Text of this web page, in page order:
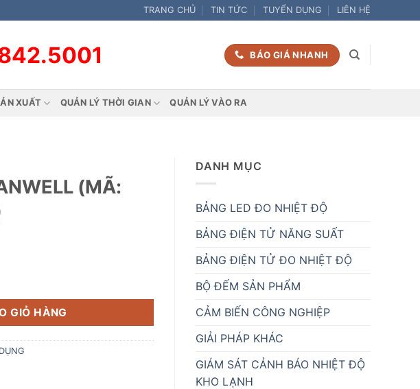
TRANG CHỦ TIN TỨC TUYỂN DỤNG LIÊN HỆ
BÁO GIÁ NHANH
XUẤT QUẢN LÝ THỜI GIAN QUẢN LÝ VÀO RA
DANH MỤC
BẢNG LED ĐO NHIỆT ĐỘ
BẢNG ĐIỆN TỬ NĂNG SUẤT
BẢNG ĐIỆN TỬ ĐO NHIỆT ĐỘ
BỘ ĐẾM SẢN PHẨM
CẢM BIẾN CÔNG NGHIỆP
GIẢI PHÁP KHÁC
GIÁM SÁT CẢNH BÁO NHIỆT ĐỘ
KHO LẠNH
(MÃ:
NES-50W-12V) số lượng
GIỎ HÀNG